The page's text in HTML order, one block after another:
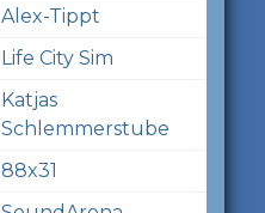
Alex-Tippt
Life City Sim
Katjas
Schlemmerstube
88x31